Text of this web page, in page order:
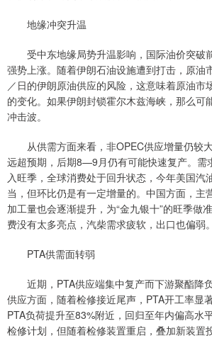
地缘冲突升温
受中东地缘局势升温影响，国际油价突破
强势上涨。随着伊朗石油设施遭到打击，原油
／日的伊朗原油供应的风险，这意味着原油市
的变化。如果伊朗封锁霍尔木兹海峡，那么可
冲击波。
从供需方面来看，非OPEC供应增量仍较
远超预期，后期8—9月仍有可能快速复产。需
入旺季，全球消费处于回升状态，今年美国汽
当，但环比仍是有一定增量的。中国方面，主
加工量也会逐渐提升，为“金九银十”的旺季做
费没有太多亮点，汽柴需求疲软，出口也偏弱。
PTA供需面转弱
近期，PTA供应端集中复产而下游聚酯降负
供应方面，随着检修接近尾声，PTA开工率显
PTA负荷提升至83%附近，回归至年内偏高水
检修计划，但随着检修装置重启，叠加新装置